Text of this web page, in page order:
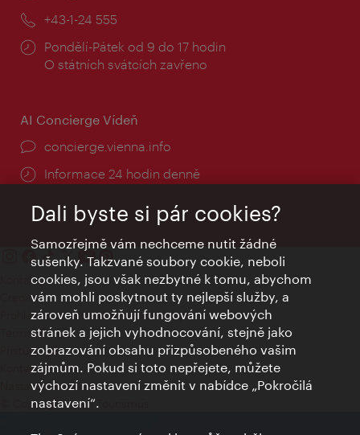
Telefon:
+43-1-24 555
Provozní
doba:
Pondělí-Pátek od 9 do 17 hodin
O státních svátcích zavřeno
AI Concierge Vídeň
concierge.vienna.info
Informace 24 hodin denně
Kontakty
Credits
Prohlášení o ochraně osobních údajů
Terms of Use
Přístupnost
Kontakt pro tisk
Nastavení cookies
© Copyright Wien Tourismus
Dali byste si pár cookies?
Samozřejmě vám nechceme nutit žádné
sušenky. Takzvané soubory cookie, neboli
cookies, jsou však nezbytné k tomu, abychom
vám mohli poskytnout ty nejlepší služby, a
zároveň umožňují fungování webových
stránek a jejich vyhodnocování, stejně jako
zobrazování obsahu přizpůsobeného vašim
zájmům. Pokud si toto nepřejete, můžete
výchozí nastavení změnit v nabídce „Pokročilá
nastavení“.